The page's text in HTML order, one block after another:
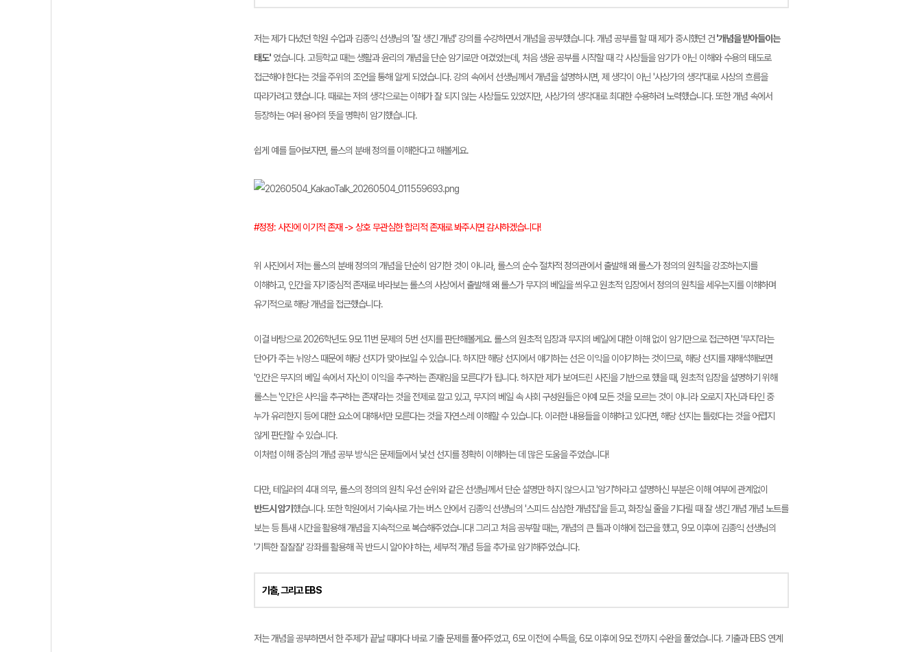
저는 제가 다녔던 학원 수업과 김종익 선생님의 '잘 생긴 개념' 강의를 수강하면서 개념을 공부했습니다. 개념 공부를 할 때 제가 중시했던 건'개념을 받아들이는
태도' 였습니다. 고등학교 때는 생활과 윤리의 개념을 단순 암기로만 여겼었는데, 처음 생윤 공부를 시작할 때 각 사상들을 암기가 아닌 이해와 수용의 태도로
접근해야 한다는 것을 주위의 조언을 통해 알게 되었습니다. 강의 속에서 선생님께서 개념을 설명하시면, 제 생각이 아닌 '사상가의 생각'대로 사상의 흐름을
따라가려고 했습니다. 때로는 저의 생각으로는 이해가 잘 되지 않는 사상들도 있었지만, 사상가의 생각대로 최대한 수용하려 노력했습니다. 또한 개념 속에서
등장하는 여러 용어의 뜻을 명확히 암기했습니다.
쉽게 예를 들어보자면, 롤스의 분배 정의를 이해한다고 해볼게요.
#정정: 사진에 이기적 존재 -> 상호 무관심한 합리적 존재로 봐주시면 감사하겠습니다!
위 사진에서 저는 롤스의 분배 정의의 개념을 단순히 암기한 것이 아니라, 롤스의 순수 절차적 정의관에서 출발해 왜 롤스가 정의의 원칙을 강조하는지를
이해하고, 인간을 자기중심적 존재로 바라보는 롤스의 사상에서 출발해 왜 롤스가 무지의 베일을 씌우고 원초적 입장에서 정의의 원칙을 세우는지를 이해하며
유기적으로 해당 개념을 접근했습니다.
이걸 바탕으로 2026학년도 9모 11번 문제의 5번 선지를 판단해볼게요. 롤스의 원초적 입장과 무지의 베일에 대한 이해 없이 암기만으로 접근하면 '무지'라는
단어가 주는 뉘앙스 때문에 해당 선지가 맞아보일 수 있습니다. 하지만 해당 선지에서 얘기하는 선은 이익을 이야기하는 것이므로, 해당 선지를 재해석해보면
'인간은 무지의 베일 속에서 자신이 이익을 추구하는 존재임을 모른다'가 됩니다. 하지만 제가 보여드린 사진을 기반으로 했을 때, 원초적 입장을 설명하기 위해
롤스는 '인간은 사익을 추구하는 존재'라는 것을 전제로 깔고 있고, 무지의 베일 속 사회 구성원들은 아예 모든 것을 모르는 것이 아니라 오로지 자신과 타인 중
누가 유리한지 등에 대한 요소에 대해서만 모른다는 것을 자연스레 이해할 수 있습니다. 이러한 내용들을 이해하고 있다면, 해당 선지는 틀렸다는 것을 어렵지
않게 판단할 수 있습니다.
이처럼 이해 중심의 개념 공부 방식은 문제들에서 낯선 선지를 정확히 이해하는 데 많은 도움을 주었습니다!
다만, 테일러의 4대 의무, 롤스의 정의의 원칙 우선 순위와 같은 선생님께서 단순 설명만 하지 않으시고 '암기'하라고 설명하신 부분은 이해 여부에 관계없이
반드시 암기 했습니다. 또한 학원에서 기숙사로 가는 버스 안에서 김종익 선생님의 '스피드 삼삼한 개념집'을 듣고, 화장실 줄을 기다릴 때 잘 생긴 개념 개념 노트를
보는 등 틈새 시간을 활용해 개념을 지속적으로 복습해주었습니다! 그리고 처음 공부할 때는, 개념의 큰 틀과 이해에 접근을 했고, 9모 이후에 김종익 선생님의
'기특한 잘잘잘' 강좌를 활용해 꼭 반드시 알아야 하는, 세부적 개념 등을 추가로 암기해주었습니다.
기출, 그리고 EBS
저는 개념을 공부하면서 한 주제가 끝날 때마다 바로 기출 문제를 풀어주었고, 6모 이전에 수특을, 6모 이후에 9모 전까지 수완을 풀었습니다. 기출과 EBS 연계